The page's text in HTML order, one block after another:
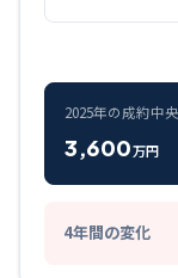
2025年の成約中
3,600万円
4年間の変化